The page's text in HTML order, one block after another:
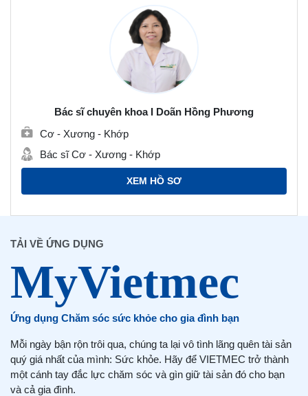
Bác sĩ chuyên khoa I Doãn Hồng Phương
Cơ - Xương - Khớp
Bác sĩ Cơ - Xương - Khớp
XEM HỒ SƠ
TẢI VỀ ỨNG DỤNG
Ứng dụng Chăm sóc sức khỏe cho gia đình bạn
Mỗi ngày bận rộn trôi qua, chúng ta lại vô tình lãng quên tài sản
quý giá nhất của mình: Sức khỏe. Hãy để VIETMEC trở thành
một cánh tay đắc lực chăm sóc và gìn giữ tài sản đó cho bạn
và cả gia đình.